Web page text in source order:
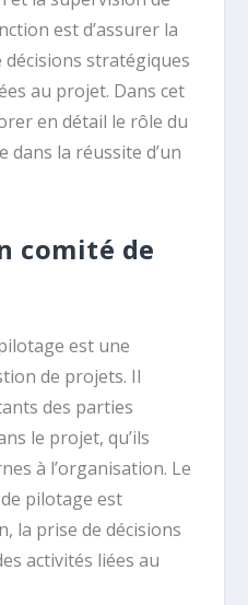
est d’assurer la
stratégiques
au projet. Dans cet
en détail le rôle du
dans la réussite d’un
comité de
est une
de projets. Il
des parties
le projet, qu’ils
à l’organisation. Le
pilotage est
la prise de décisions
activités liées au